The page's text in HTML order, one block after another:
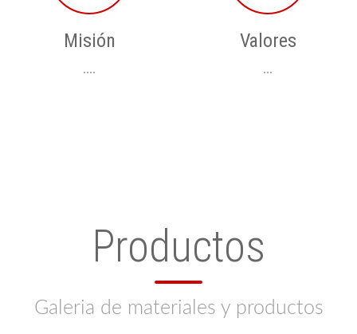
Misión
....
Valores
...
Productos
Galeria de materiales y productos